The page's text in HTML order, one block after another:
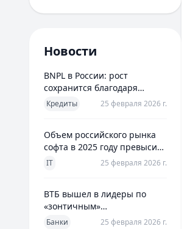
Новости
BNPL в России: рост
сохранится благодаря
новым сценариям
использования
Кредиты 25 февраля 2026 г.
Объем российского рынка
софта в 2025 году превысил
800 млрд рублей
IT 25 февраля 2026 г.
ВТБ вышел в лидеры по
«зонтичным»
поручительствам для МСП
Банки 25 февраля 2026 г.